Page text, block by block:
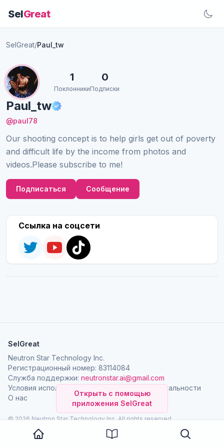
SelGreat
Открыть с помощью
приложения SelGreat
SelGreat/Paul_tw
Paul_tw
@paul78
Our shooting concept is to help girls get out of poverty
and difficult life by the income from photos and
videos.Please subscribe to me!
1
Поклонники
0
Подписки
Подписаться Сообщение
Ссылка на соцсети
SelGreat
Neutron Star Technology Inc.
Регистрационный номер: 83114084
Служба поддержки: neutronstar.ai@gmail.com
Условия использования
Политика конфиденциальности
О нас
© 2026 Neutron Star Technology Inc. All rights reserved.